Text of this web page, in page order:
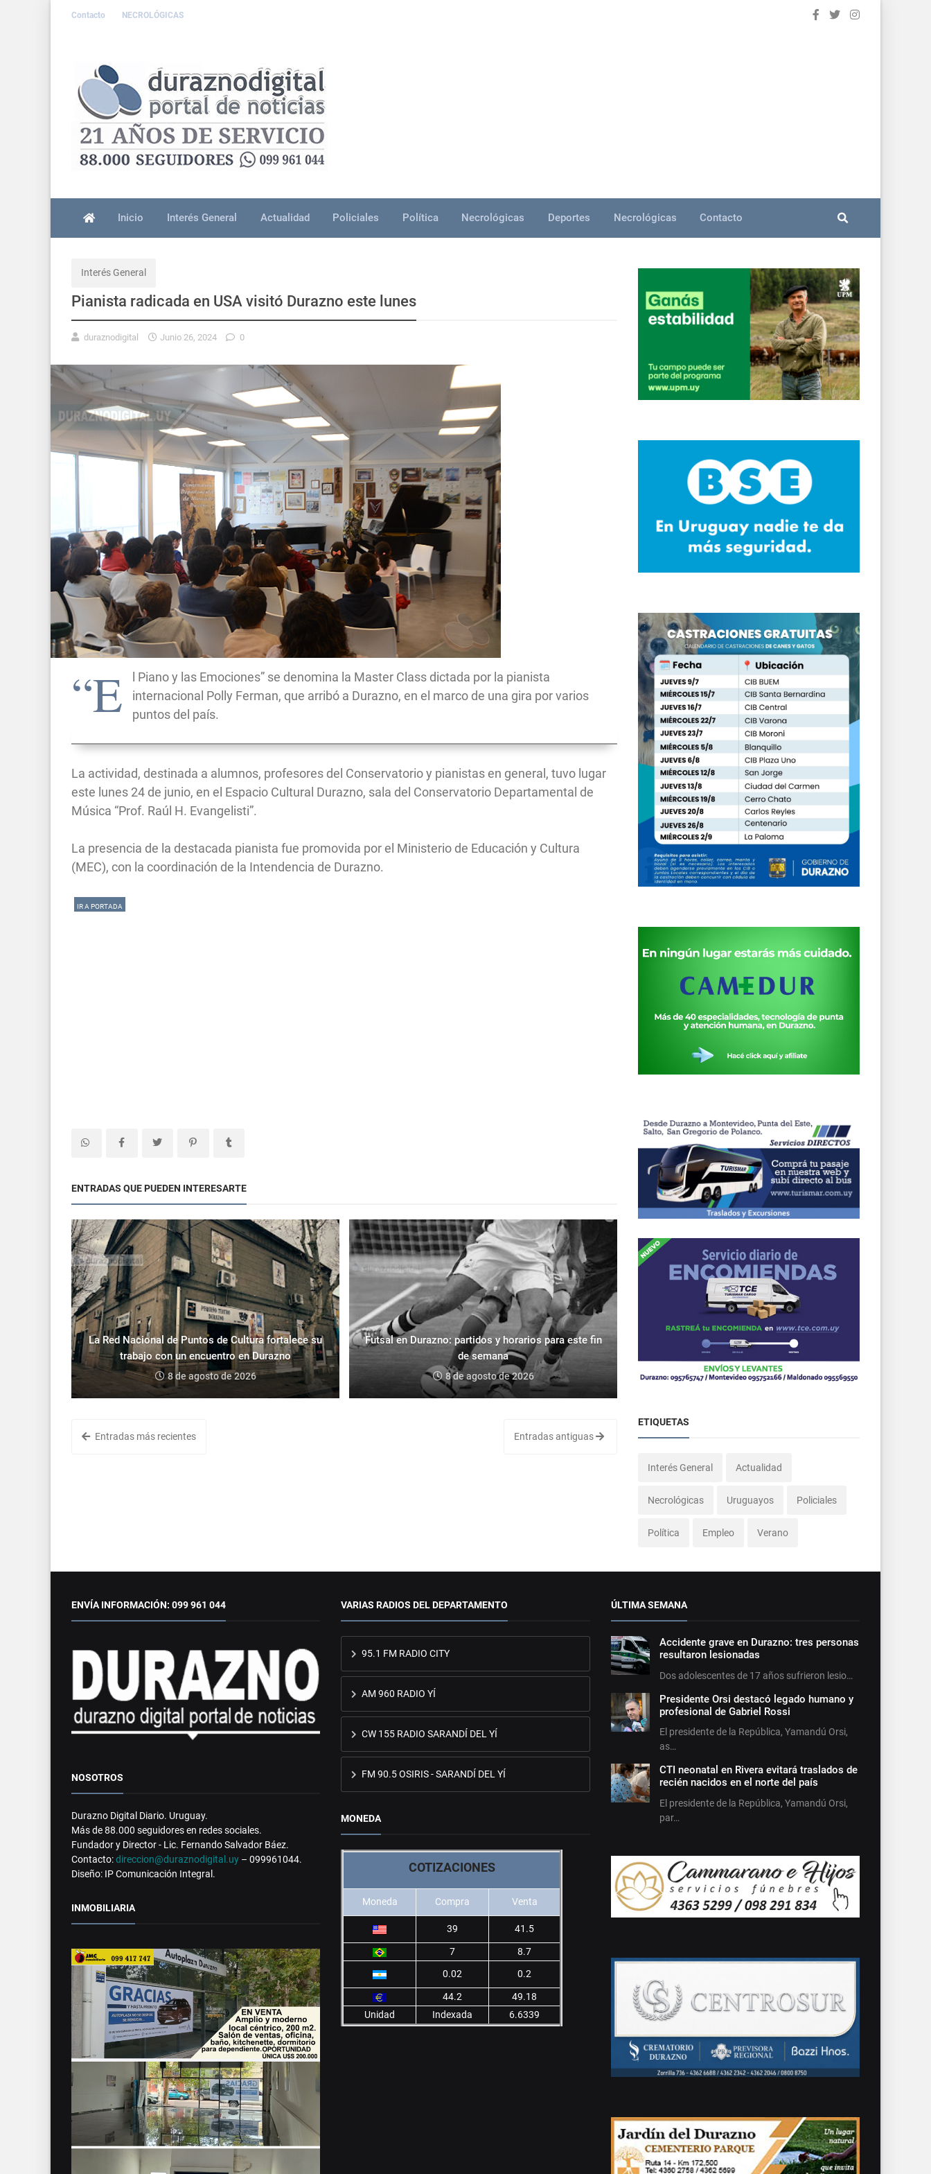
Contacto NECROLÓGICAS
Inicio Interés General Actualidad Policiales Política Necrológicas Deportes Necrológicas Contacto
Interés General
Pianista radicada en USA visitó Durazno este lunes
duraznodigital Junio 26, 2024 0
“E
l Piano y las Emociones” se denomina la Master Class dictada por la pianista
internacional Polly Ferman, que arribó a Durazno, en el marco de una gira por varios
puntos del país.
La actividad, destinada a alumnos, profesores del Conservatorio y pianistas en general, tuvo lugar
este lunes 24 de junio, en el Espacio Cultural Durazno, sala del Conservatorio Departamental de
Música “Prof. Raúl H. Evangelisti”.
La presencia de la destacada pianista fue promovida por el Ministerio de Educación y Cultura
(MEC), con la coordinación de la Intendencia de Durazno.
IR A PORTADA
ENTRADAS QUE PUEDEN INTERESARTE
La Red Nacional de Puntos de Cultura fortalece su
trabajo con un encuentro en Durazno
8 de agosto de 2026
Futsal en Durazno: partidos y horarios para este fin
de semana
8 de agosto de 2026
Entradas más recientes Entradas antiguas
ETIQUETAS
Interés General Actualidad
Necrológicas Uruguayos Policiales
Política Empleo Verano
ENVÍA INFORMACIÓN: 099 961 044
NOSOTROS
Durazno Digital Diario. Uruguay.
Más de 88.000 seguidores en redes sociales.
Fundador y Director - Lic. Fernando Salvador Báez.
Contacto:direccion@duraznodigital.uy – 099961044.
Diseño: IP Comunicación Integral.
INMOBILIARIA
VARIAS RADIOS DEL DEPARTAMENTO
95.1 FM RADIO CITY
AM 960 RADIO YÍ
CW 155 RADIO SARANDÍ DEL YÍ
FM 90.5 OSIRIS - SARANDÍ DEL YÍ
MONEDA
COTIZACIONES
Moneda Compra Venta
39 41.5
7
8.7
0.02
0.2
44.2
49.18
Unidad
Indexada 6.6339
ÚLTIMA SEMANA
Accidente grave en Durazno: tres personas
resultaron lesionadas
Dos adolescentes de 17 años sufrieron lesio…
Presidente Orsi destacó legado humano y
profesional de Gabriel Rossi
El presidente de la República, Yamandú Orsi,
as…
CTI neonatal en Rivera evitará traslados de
recién nacidos en el norte del país
El presidente de la República, Yamandú Orsi,
par…